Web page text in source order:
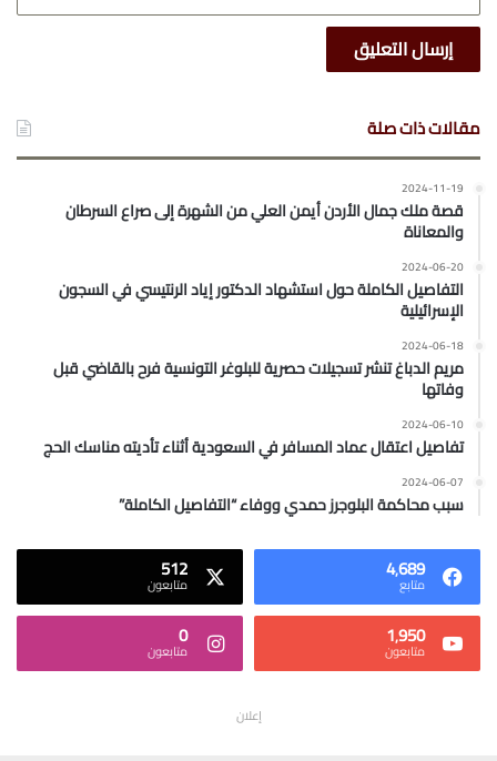
مقالات ذات صلة
2024-11-19
قصة ملك جمال الأردن أيمن العلي من الشهرة إلى صراع السرطان
والمعاناة
2024-06-20
التفاصيل الكاملة حول استشهاد الدكتور إياد الرنتيسي في السجون
الإسرائيلية
2024-06-18
مريم الدباغ تنشر تسجيلات حصرية للبلوغر التونسية فرح بالقاضي قبل
وفاتها
2024-06-10
تفاصيل اعتقال عماد المسافر في السعودية أثناء تأديته مناسك الحج
2024-06-07
سبب محاكمة البلوجرز حمدي ووفاء “التفاصيل الكاملة”
4٬689
متابع 512
متابعون
1٬950
متابعون 0
متابعون
إعلان